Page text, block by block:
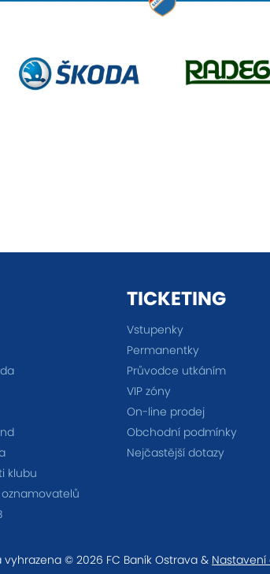
klubu
TICKETING
Vstupenky
Permanentky
Průvodce utkáním
VIP zóny
On-line prodej
Obchodní podmínky
Nejčastější dotazy
© 2026 FC Baník Ostrava & Nastavení